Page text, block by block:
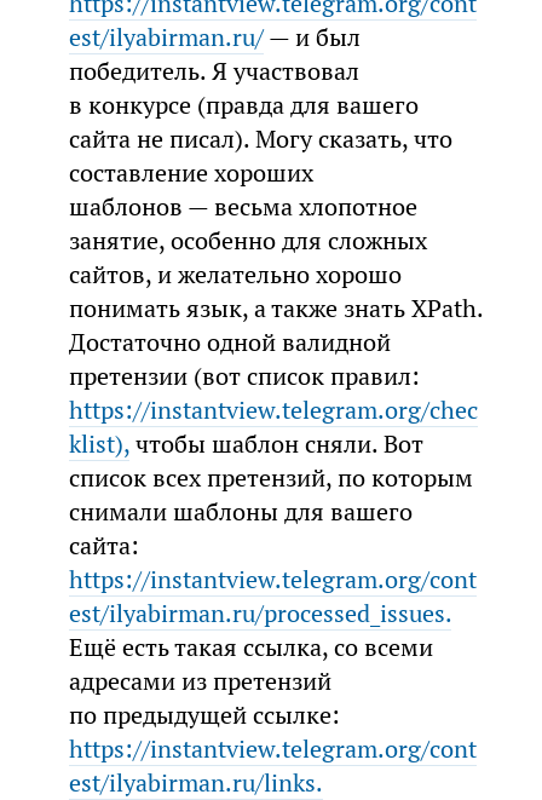
est/ilyabirman.ru/— и был
победитель. Я участвовал
в конкурсе (правда для вашего
сайта не писал). Могу сказать, что
составление хороших
шаблонов — весьма хлопотное
занятие, особенно для сложных
сайтов, и желательно хорошо
понимать язык, а также знать XPath.
Достаточно одной валидной
претензии (вот список правил:
https://instantview.telegram.org/chec
klist),чтобы шаблон сняли. Вот
список всех претензий, по которым
снимали шаблоны для вашего
сайта:
https://instantview.telegram.org/cont
est/ilyabirman.ru/processed_issues.
Ещё есть такая ссылка, со всеми
адресами из претензий
по предыдущей ссылке:
https://instantview.telegram.org/cont
est/ilyabirman.ru/links.